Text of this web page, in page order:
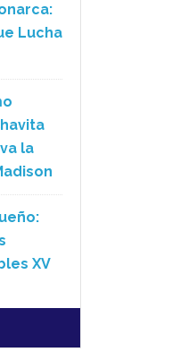
Lucha
la
XV